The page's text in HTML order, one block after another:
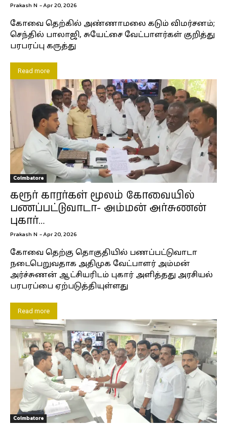
Prakash N -Apr 20, 2026
கோவை தெற்கில் அண்ணாமலை கடும் விமர்சனம்;
செந்தில் பாலாஜி, சுயேட்சை வேட்பாளர்கள் குறித்து
பரபரப்பு கருத்து
Read more
Coimbatore
கரூர் காரர்கள் மூலம் கோவையில்
பணப்பட்டுவாடா- அம்மன் அர்சுணன்
புகார்…
Prakash N -Apr 20, 2026
கோவை தெற்கு தொகுதியில் பணப்பட்டுவாடா
நடைபெறுவதாக அதிமுக வேட்பாளர் அம்மன்
அர்ச்சுணன் ஆட்சியரிடம் புகார் அளித்தது அரசியல்
பரபரப்பை ஏற்படுத்தியுள்ளது
Read more
Coimbatore